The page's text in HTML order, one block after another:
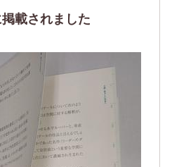
載されました